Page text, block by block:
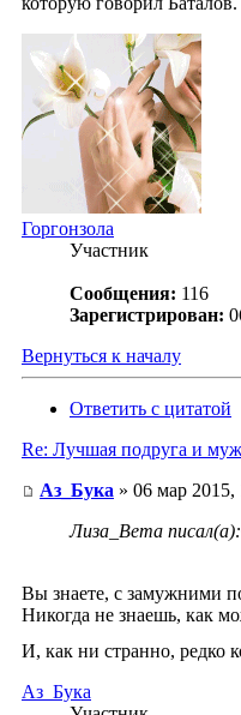
Горгонзола
Участник
Сообщения: 116
Зарегистрирован:
Вернуться к началу
Ответить с цитатой
Re: Лучшая подруга и
Аз_Бука » 06 мар 2015,
Лиза_Вета писал(а):
Вы знаете, с замужними
Никогда не знаешь, как
И, как ни странно, редко
Аз_Бука